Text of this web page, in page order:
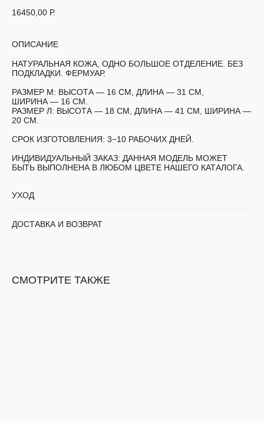
16450,00 Р.
ОПИСАНИЕ
НАТУРАЛЬНАЯ КОЖА, ОДНО БОЛЬШОЕ ОТДЕЛЕНИЕ. БЕЗ
ПОДКЛАДКИ. ФЕРМУАР.
РАЗМЕР М: ВЫСОТА — 16 СМ, ДЛИНА — 31 СМ,
ШИРИНА — 16 СМ.
РАЗМЕР Л: ВЫСОТА — 18 СМ, ДЛИНА — 41 СМ, ШИРИНА —
20 СМ.
СРОК ИЗГОТОВЛЕНИЯ: 3−10 РАБОЧИХ ДНЕЙ.
ИНДИВИДУАЛЬНЫЙ ЗАКАЗ: ДАННАЯ МОДЕЛЬ МОЖЕТ
БЫТЬ ВЫПОЛНЕНА В ЛЮБОМ ЦВЕТЕ НАШЕГО КАТАЛОГА.
УХОД
ДОСТАВКА И ВОЗВРАТ
СМОТРИТЕ ТАКЖЕ